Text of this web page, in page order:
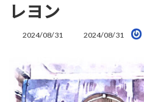
レヨン
2024/08/31
最
時
:
2024/08/31